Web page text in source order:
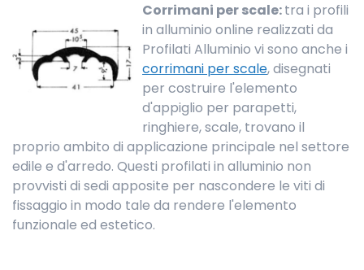
Corrimani per scale:tra i profili
in alluminio online realizzati da
Profilati Alluminio vi sono anche i
corrimani per scale, disegnati
per costruire l'elemento
d'appiglio per parapetti,
ringhiere, scale, trovano il
proprio ambito di applicazione principale nel settore
edile e d'arredo. Questi profilati in alluminio non
provvisti di sedi apposite per nascondere le viti di
fissaggio in modo tale da rendere l'elemento
funzionale ed estetico.